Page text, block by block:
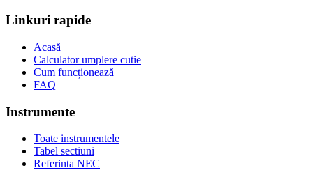
Linkuri rapide
Acasă
Calculator umplere cutie
Cum funcționează
FAQ
Instrumente
Toate instrumentele
Tabel sectiuni
Referinta NEC